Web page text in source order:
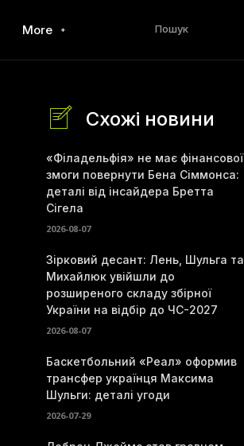
More Пошук
Схожі новини
«Філадельфія» не має фінансової
змоги повернути Бена Сіммонса:
деталі від інсайдера Бретта
Сігела
2026-08-07
Зірковий десант: Лень, Шульга та
Михайлюк увійшли до
розширеного складу збірної
України на відбір до ЧС-2027
2026-08-07
Баскетбольний «Реал» оформив
трансфер українця Максима
Шульги: деталі угоди
2026-07-29